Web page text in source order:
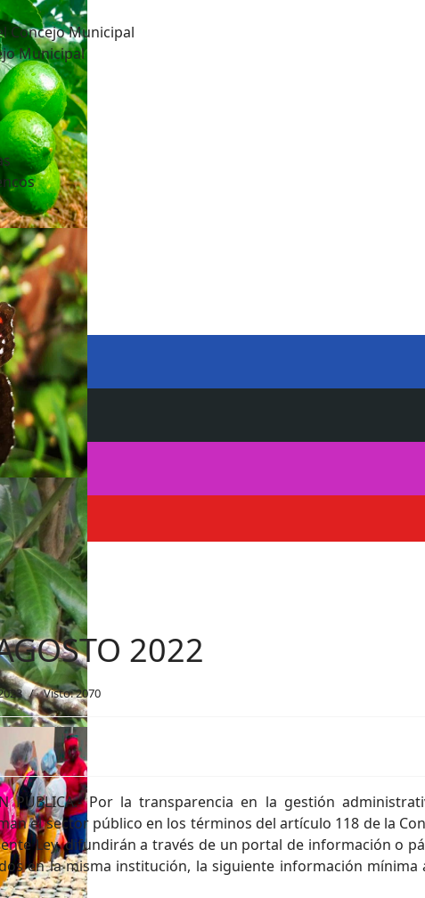
Concejo Municipal
Municipal
2022
Visto: 2070
PÚBLICA.- Por la transparencia en la gestión
el sector público en los términos del artículo 118 de la
Ley, difundirán a través de un portal de información o
en la misma institución, la siguiente información mínima